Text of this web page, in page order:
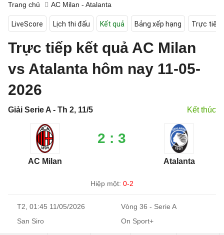
Trang chủ AC Milan - Atalanta
LiveScore Lịch thi đấu Kết quả Bảng xếp hạng Trực tiếp
Trực tiếp kết quả AC Milan
vs Atalanta hôm nay 11-05-
2026
Giải Serie A - Th 2, 11/5 Kết thúc
AC Milan
2 : 3
Atalanta
Hiệp một: 0-2
T2, 01:45 11/05/2026
Vòng 36 - Serie A
San Siro
On Sport+